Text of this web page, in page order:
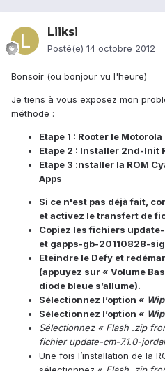
Liiksi
Posté(e) 14 octobre 2012
Bonsoir (ou bonjour vu l'heure)
Je tiens à vous exposez mon
méthode :
Etape 1 : Rooter le
Etape 2 : Installer 2nd-Init
Etape 3 :nstaller la ROM
Apps
Si ce n'est pas déjà fait,
et activez le transfert de
Copiez les fichiers
et gapps-gb-20110828-
Eteindre le Defy et
(appuyez sur « Volume
diode bleue s’allume).
Sélectionnez l’option «
Sélectionnez l’option «
Sélectionnez « Flash .zip
fichier update-cm-7.1.0-
Une fois l’installation de la